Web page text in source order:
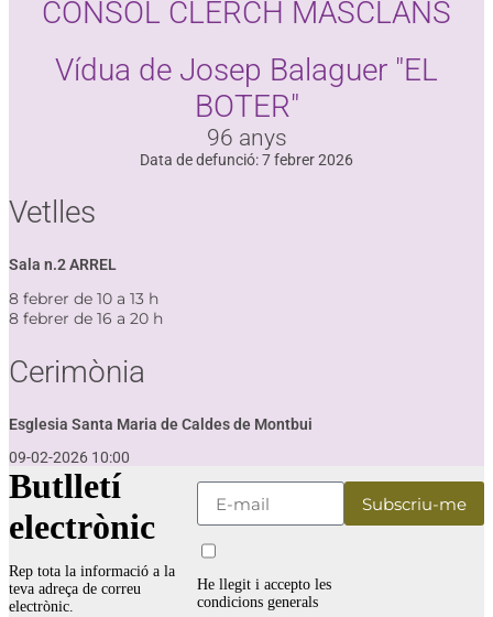
CONSOL CLERCH MASCLANS
Vídua de Josep Balaguer "EL
BOTER"
96 anys
Data de defunció: 7 febrer 2026
Vetlles
Sala n.2 ARREL
8 febrer de 10 a 13 h
8 febrer de 16 a 20 h
Cerimònia
Esglesia Santa Maria de Caldes de Montbui
09-02-2026 10:00
Butlletí
electrònic
Rep tota la informació a la
teva adreça de correu
electrònic.
He llegit i accepto les
condicions generals